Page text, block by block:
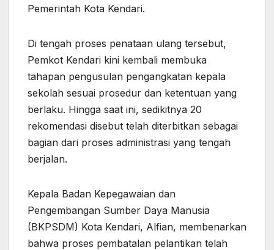
Pemerintah Kota Kendari.
Di tengah proses penataan ulang tersebut,
Pemkot Kendari kini kembali membuka
tahapan pengusulan pengangkatan kepala
sekolah sesuai prosedur dan ketentuan yang
berlaku. Hingga saat ini, sedikitnya 20
rekomendasi disebut telah diterbitkan sebagai
bagian dari proses administrasi yang tengah
berjalan.
Kepala Badan Kepegawaian dan
Pengembangan Sumber Daya Manusia
(BKPSDM) Kota Kendari, Alfian, membenarkan
bahwa proses pembatalan pelantikan telah